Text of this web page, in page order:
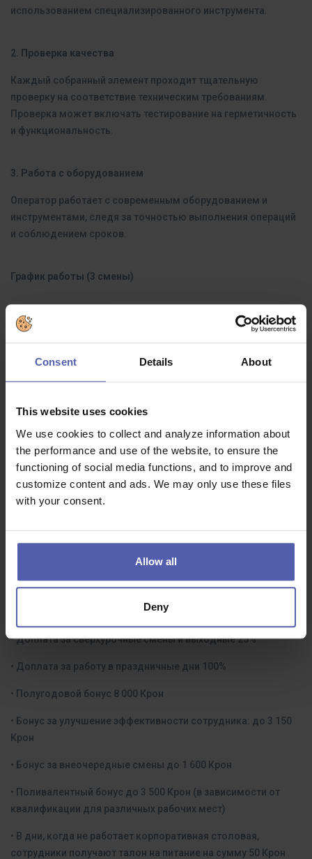
Consent Details About
This website uses cookies
We use cookies to collect and analyze information about
the performance and use of the website, to ensure the
functioning of social media functions, and to improve and
customize content and ads. We may only use these files
with your consent.
Allow all
Deny
использованием специализированного инструмента.
2. Проверка качества
Каждый собранный элемент проходит тщательную
проверку на соответствие техническим требованиям.
Проверка может включать тестирование на герметичность
и функциональность.
3. Работа с оборудованием
Оператор работает с современным оборудованием и
инструментами, следя за точностью выполнения операций
и соблюдением сроков.
График работы (3 смены)
Утренняя смена
Послеобеденная смена:14:00–22:00
Необхідний досвід:
От Вас только опыт на любом производстве и краткое
резюме о себе в свободной форме
• Начальная ставка 30.000 Крон
• Доплата за обеденные смены 10 Кч/час
• Доплата за ночные смены 20 Кч/час
• Доплата за сверхурочные смены и выходные 25%
• Доплата за работу в праздничные дни 100%
• Полугодовой бонус 8 000 Крон
• Бонус за улучшение эффективности сотрудника: до 3 150
Крон
• Бонус за внеочередные смены до 1 600 Крон
• Поливалентный бонус до 3 500 Крон (в зависимости от
квалификации для различных рабочих мест)
• В дни, когда не работает корпоративная столовая,
сотрудники получают талон на питание на сумму 50 Крон